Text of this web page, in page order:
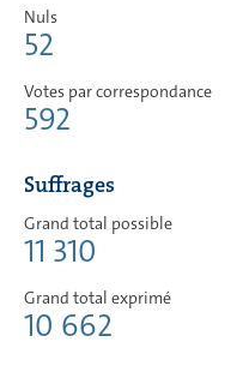
Nuls
52
Votes par correspondance
592
Suffrages
Grand total possible
11 310
Grand total exprimé
10 662